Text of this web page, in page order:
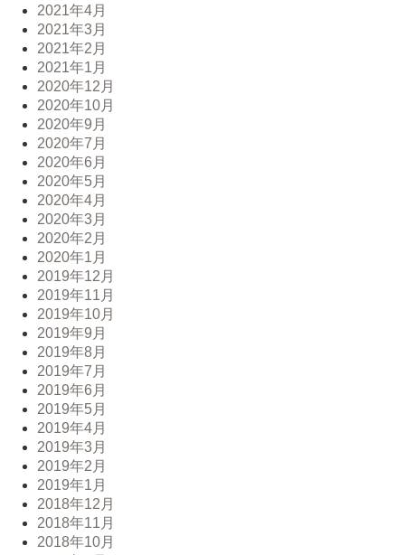
2021年4月
2021年3月
2021年2月
2021年1月
2020年12月
2020年10月
2020年9月
2020年7月
2020年6月
2020年5月
2020年4月
2020年3月
2020年2月
2020年1月
2019年12月
2019年11月
2019年10月
2019年9月
2019年8月
2019年7月
2019年6月
2019年5月
2019年4月
2019年3月
2019年2月
2019年1月
2018年12月
2018年11月
2018年10月